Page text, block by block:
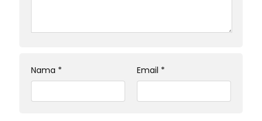
Nama * Email *